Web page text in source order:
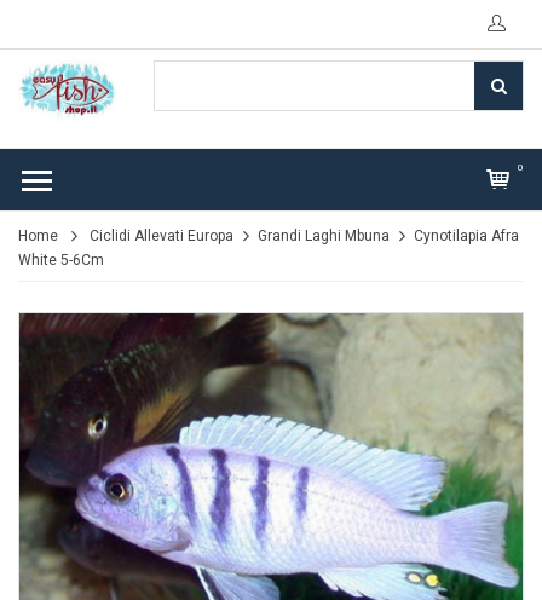
0
Home Ciclidi Allevati Europa Grandi Laghi Mbuna
Cynotilapia Afra
White 5-6Cm